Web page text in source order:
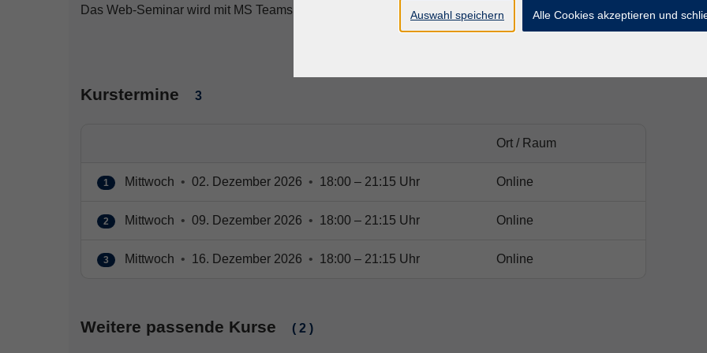
Das Web-Seminar wird mit MS Teams durchgeführt.
Kurstermine 3
Ort / Raum
1 Mittwoch • 02. Dezember 2026 • 18:00 – 21:15 Uhr Online
2 Mittwoch • 09. Dezember 2026 • 18:00 – 21:15 Uhr Online
3 Mittwoch • 16. Dezember 2026 • 18:00 – 21:15 Uhr Online
Weitere passende Kurse ( 2 )
Auswahl speichern Alle Cookies akzeptieren und